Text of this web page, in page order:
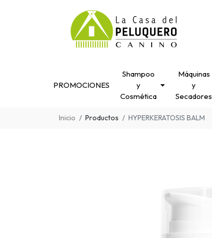
PROMOCIONES
Shampoo
y
Cosmética
Máquinas
y
Secadores
Inicio Productos HYPERKERATOSIS BALM